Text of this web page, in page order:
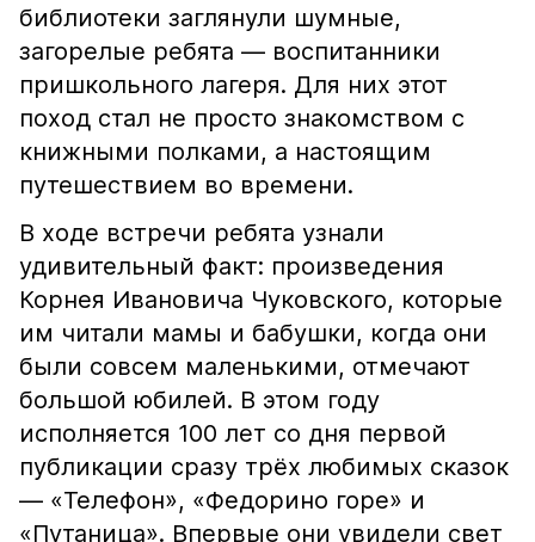
библиотеки заглянули шумные,
загорелые ребята — воспитанники
пришкольного лагеря. Для них этот
поход стал не просто знакомством с
книжными полками, а настоящим
путешествием во времени.
В ходе встречи ребята узнали
удивительный факт: произведения
Корнея Ивановича Чуковского, которые
им читали мамы и бабушки, когда они
были совсем маленькими, отмечают
большой юбилей. В этом году
исполняется 100 лет со дня первой
публикации сразу трёх любимых сказок
— «Телефон», «Федорино горе» и
«Путаница». Впервые они увидели свет